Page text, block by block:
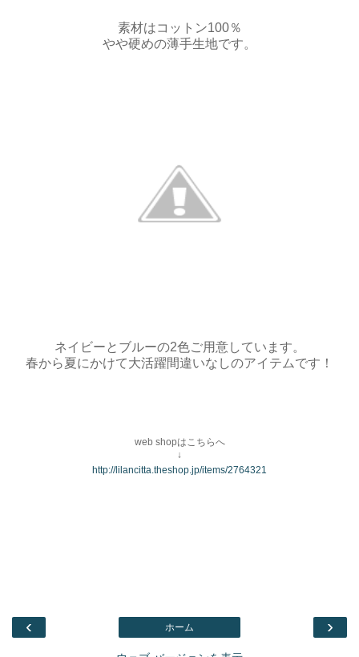
素材はコットン100％
やや硬めの薄手生地です。
ネイビーとブルーの2色ご用意しています。
春から夏にかけて大活躍間違いなしのアイテムです！
web shopはこちらへ
↓
http://lilancitta.theshop.jp/items/2764321
‹ ›
ホーム